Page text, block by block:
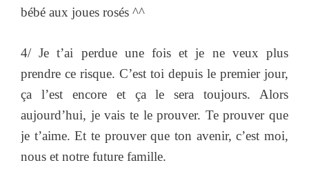
bébé aux joues rosés ^^
4/ Je t’ai perdue une fois et je ne veux plus
prendre ce risque. C’est toi depuis le premier jour,
ça l’est encore et ça le sera toujours. Alors
aujourd’hui, je vais te le prouver. Te prouver que
je t’aime. Et te prouver que ton avenir, c’est moi,
nous et notre future famille.